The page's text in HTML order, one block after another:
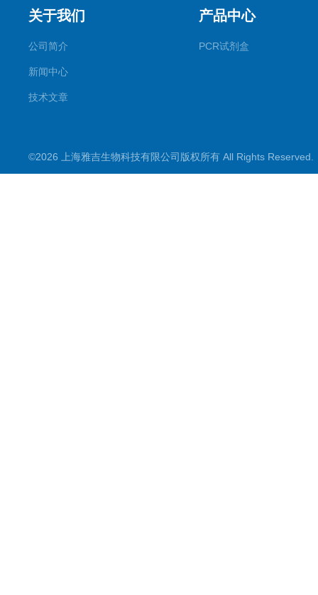
关于我们
公司简介
新闻中心
技术文章
产品中心
PCR试剂盒
©2026 上海雅吉生物科技有限公司版权所有 All Rights